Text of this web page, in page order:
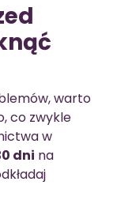
warto
co zwykle
w
dni na